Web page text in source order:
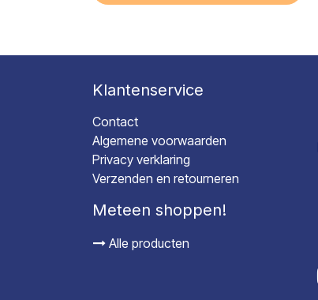
Klantenservice
Contact
Algemene voorwaarden
Privacy verklaring
Verzenden en retourneren
Meteen shoppen!
Alle producten